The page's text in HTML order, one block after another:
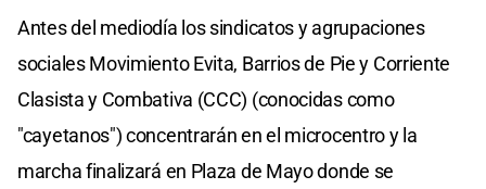
Antes del mediodía los sindicatos y agrupaciones
sociales Movimiento Evita, Barrios de Pie y Corriente
Clasista y Combativa (CCC) (conocidas como
"cayetanos") concentrarán en el microcentro y la
marcha finalizará en Plaza de Mayo donde se